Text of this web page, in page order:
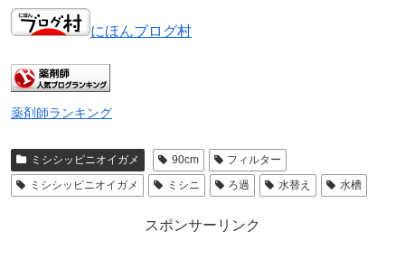
にほんブログ村
薬剤師ランキング
ミシシッピニオイガメ 90cm
フィルター
ミシシッピニオイガメ
ミシニ ろ過 水替え 水槽
スポンサーリンク